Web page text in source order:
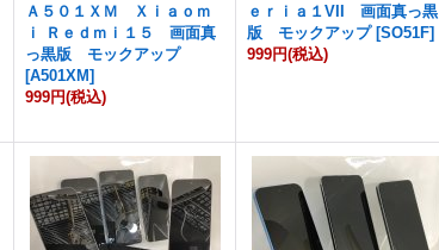
Ａ５０１ＸＭ Ｘｉａｏｍ
ｉ Ｒｅｄｍｉ１５ 画面真
っ黒版 モックアップ
[A501XM]
999円(税込)
ｅｒｉａ１VII 画面真っ黒
版 モックアップ [SO51F]
999円(税込)